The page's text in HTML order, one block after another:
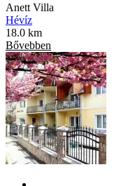
Anett Villa
Hévíz
18.0 km
Bővebben